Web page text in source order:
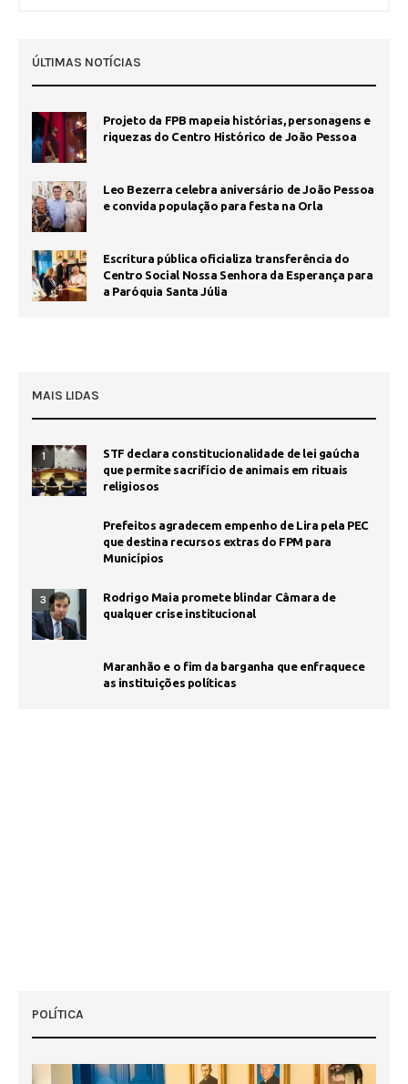
ÚLTIMAS NOTÍCIAS
Projeto da FPB mapeia histórias, personagens e
riquezas do Centro Histórico de João Pessoa
Leo Bezerra celebra aniversário de João Pessoa
e convida população para festa na Orla
Escritura pública oficializa transferência do
Centro Social Nossa Senhora da Esperança para
a Paróquia Santa Júlia
MAIS LIDAS
1
STF declara constitucionalidade de lei gaúcha
que permite sacrifício de animais em rituais
religiosos
Prefeitos agradecem empenho de Lira pela PEC
que destina recursos extras do FPM para
Municípios
3
Rodrigo Maia promete blindar Câmara de
qualquer crise institucional
Maranhão e o fim da barganha que enfraquece
as instituições políticas
POLÍTICA